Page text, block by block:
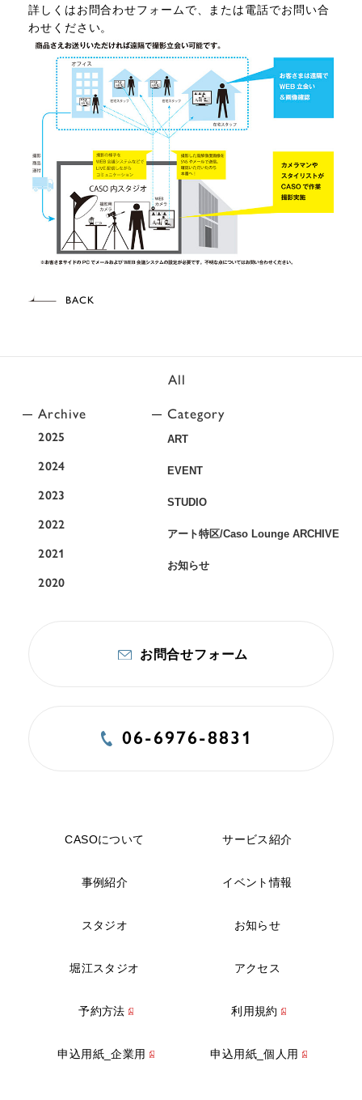
All
Archive
2025
2024
2023
2022
2021
2020
Category
ART
EVENT
STUDIO
アート特区/Caso Lounge ARCHIVE
お知らせ
詳しくはお問合わせフォームで、または電話でお問い合
わせください。
BACK
お問合せフォーム
06-6976-8831
CASOについて サービス紹介
事例紹介 イベント情報
スタジオ お知らせ
堀江スタジオ アクセス
予約方法 利用規約
申込用紙_企業用 申込用紙_個人用